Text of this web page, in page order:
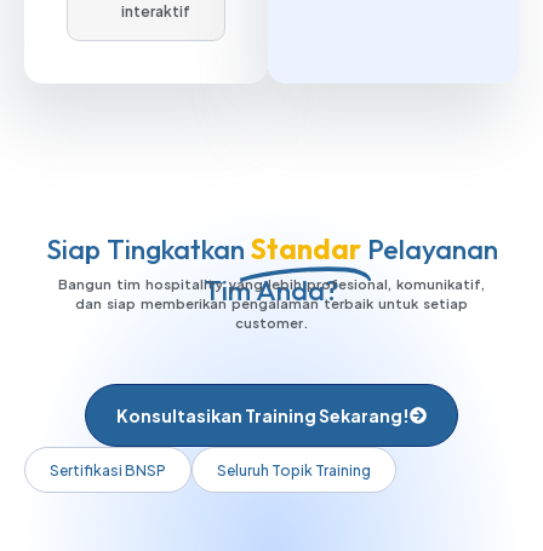
interaktif
Siap Tingkatkan Standar Pelayanan
Tim Anda?
Bangun tim hospitality yang lebih profesional, komunikatif,
dan siap memberikan pengalaman terbaik untuk setiap
customer.
Konsultasikan Training Sekarang!
Sertifikasi BNSP Seluruh Topik Training